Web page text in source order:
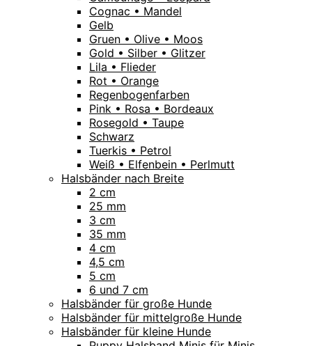
Cognac • Mandel
Gelb
Gruen • Olive • Moos
Gold • Silber • Glitzer
Lila • Flieder
Rot • Orange
Regenbogenfarben
Pink • Rosa • Bordeaux
Rosegold • Taupe
Schwarz
Tuerkis • Petrol
Weiß • Elfenbein • Perlmutt
Halsbänder nach Breite
2 cm
25 mm
3 cm
35 mm
4 cm
4,5 cm
5 cm
6 und 7 cm
Halsbänder für große Hunde
Halsbänder für mittelgroße Hunde
Halsbänder für kleine Hunde